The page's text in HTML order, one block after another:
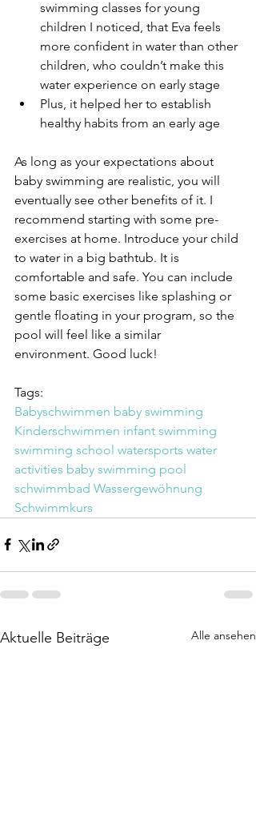
swimming classes for young
children I noticed, that Eva feels
more confident in water than other
children, who couldn’t make this
water experience on early stage
Plus, it helped her to establish
healthy habits from an early age
As long as your expectations about
baby swimming are realistic, you will
eventually see other benefits of it. I
recommend starting with some pre-
exercises at home. Introduce your child
to water in a big bathtub. It is
comfortable and safe. You can include
some basic exercises like splashing or
gentle floating in your program, so the
pool will feel like a similar
environment. Good luck!
Tags:
Babyschwimmen baby swimming
Kinderschwimmen infant swimming
swimming school watersports water
activities baby swimming pool
schwimmbad Wassergewöhnung
Schwimmkurs
Aktuelle Beiträge Alle ansehen